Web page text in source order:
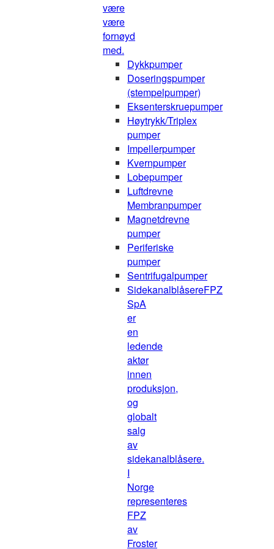
være
være
fornøyd
med.
Dykkpumper
Doseringspumper
(stempelpumper)
Eksenterskruepumper
Høytrykk/Triplex
pumper
Impellerpumper
Kvernpumper
Lobepumper
Luftdrevne
Membranpumper
Magnetdrevne
pumper
Periferiske
pumper
Sentrifugalpumper
SidekanalblåsereFPZ
SpA
er
en
ledende
aktør
innen
produksjon,
og
globalt
salg
av
sidekanalblåsere.
I
Norge
representeres
FPZ
av
Froster